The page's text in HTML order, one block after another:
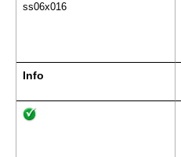
ss06x016
Info